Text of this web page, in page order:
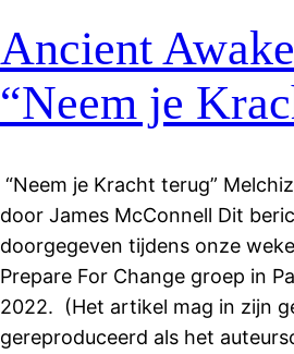
Ancient
“Neem je
“Neem je Kracht terug”
door James McConnell Dit
doorgegeven tijdens onze
Prepare For Change groep in
2022. (Het artikel mag in zijn
gereproduceerd als het